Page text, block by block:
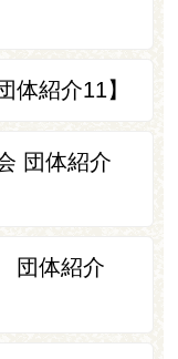
紹介11】
団体紹介
団体紹介